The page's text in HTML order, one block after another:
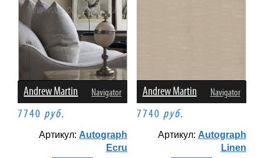
Andrew Martin Navigator
7740 руб.
Артикул: Autograph
Ecru
Andrew Martin Navigator
7740 руб.
Артикул: Autograph
Linen